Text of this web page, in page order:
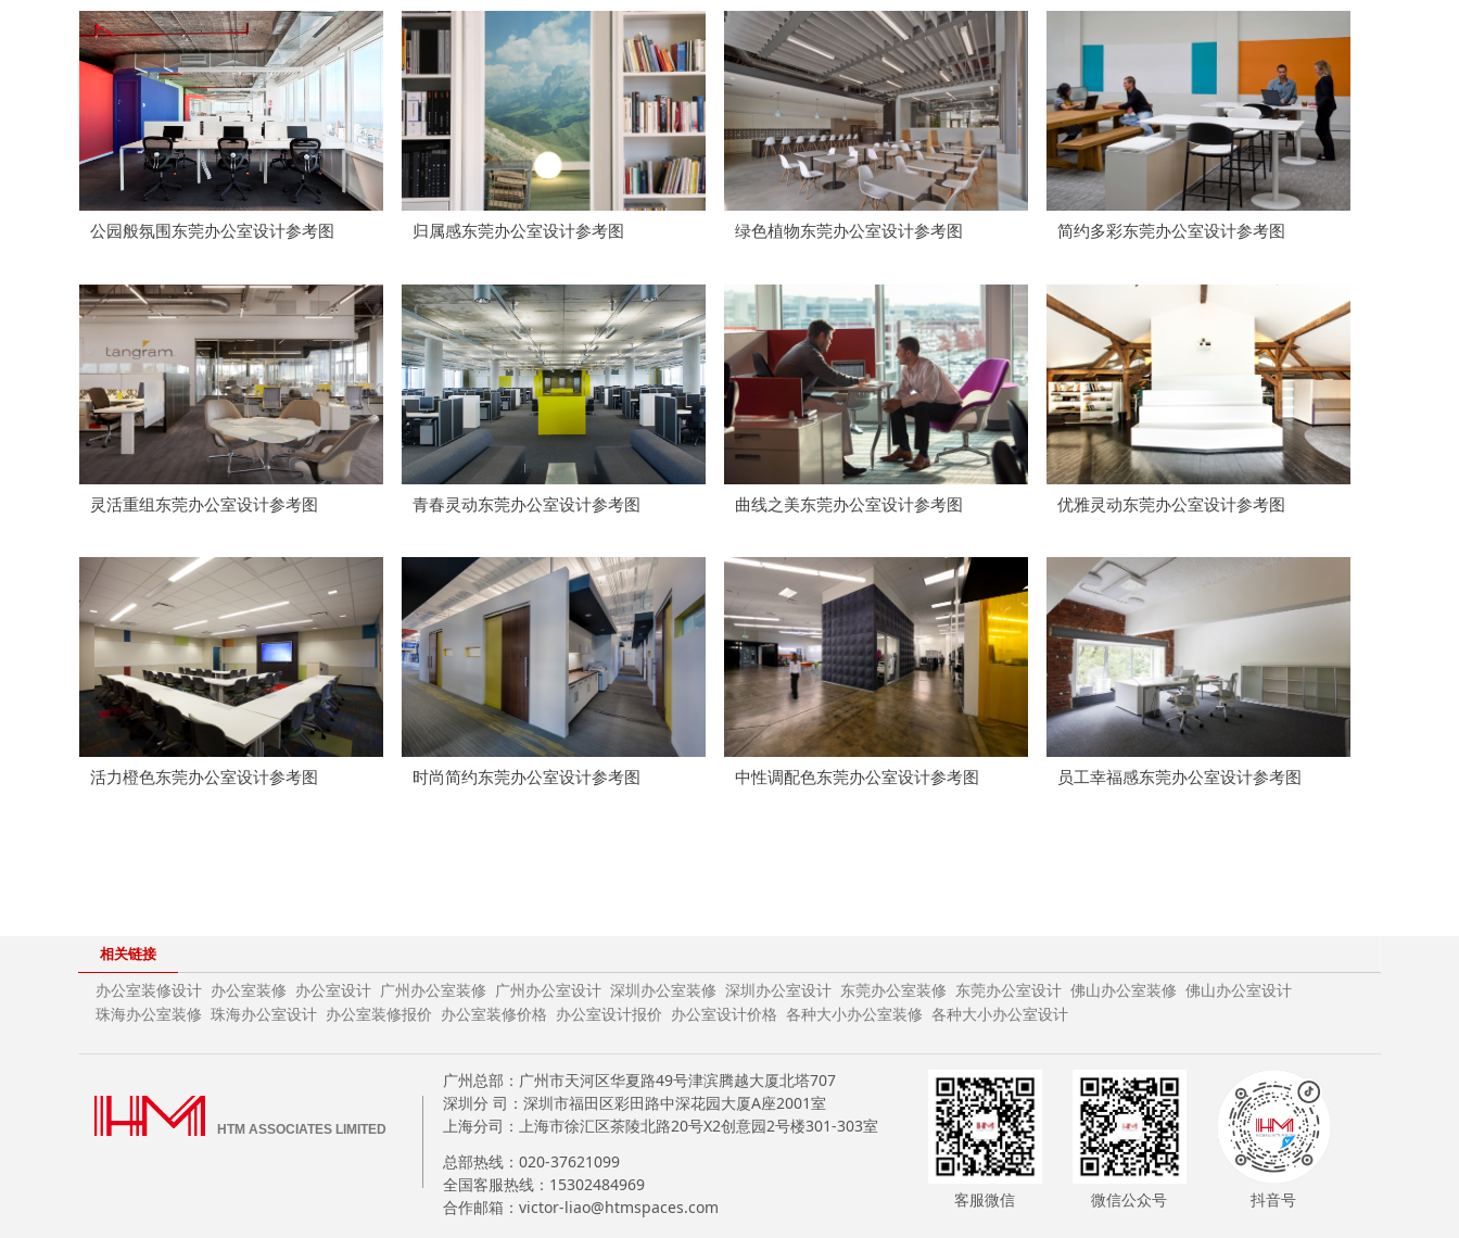
公园般氛围东莞办公室设计参考图 归属感东莞办公室设计参考图 绿色植物东莞办公室设计参考图 简约多彩东莞办公室设计参考图
灵活重组东莞办公室设计参考图 青春灵动东莞办公室设计参考图 曲线之美东莞办公室设计参考图 优雅灵动东莞办公室设计参考图
活力橙色东莞办公室设计参考图 时尚简约东莞办公室设计参考图 中性调配色东莞办公室设计参考图 员工幸福感东莞办公室设计参考图
广州总部：广州市天河区华夏路49号津滨腾越大厦北塔707
深圳分 司：深圳市福田区彩田路中深花园大厦A座2001室
上海分司：上海市徐汇区茶陵北路20号X2创意园2号楼301-303室
总部热线：020-37621099
全国客服热线：15302484969
合作邮箱：victor-liao@htmspaces.com
客服微信 微信公众号
相关链接
办公室装修设计 办公室装修 办公室设计 广州办公室装修 广州办公室设计 深圳办公室装修 深圳办公室设计 东莞办公室装修 东莞办公室设计 佛山办公室装修 佛山办公室设计
珠海办公室装修 珠海办公室设计 办公室装修报价 办公室装修价格 办公室设计报价 办公室设计价格 各种大小办公室装修 各种大小办公室设计
抖音号
HTM ASSOCIATES LIMITED